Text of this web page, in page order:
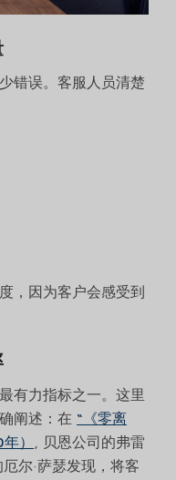
错误。客服人员清楚
，因为客户会感受到
有力指标之一。这里
阐述：在 “《零离
）
, 贝恩公司的弗雷
尔·萨瑟发现，将客